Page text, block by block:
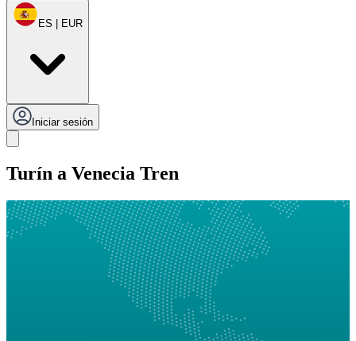
ES | EUR
Iniciar sesión
Turín a Venecia Tren